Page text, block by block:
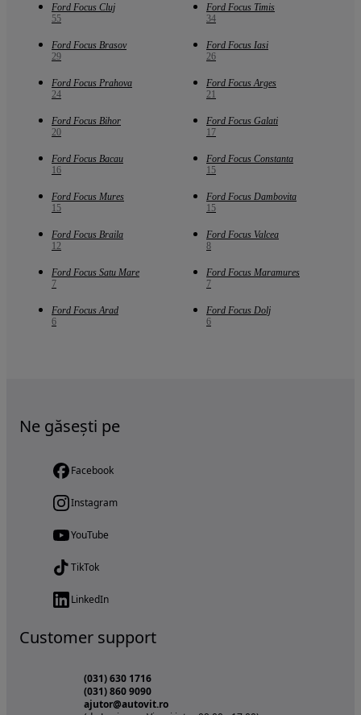
Ford Focus Cluj
55
Ford Focus Timis
34
Ford Focus Brasov
29
Ford Focus Iasi
26
Ford Focus Prahova
24
Ford Focus Arges
21
Ford Focus Bihor
20
Ford Focus Galati
17
Ford Focus Bacau
16
Ford Focus Constanta
15
Ford Focus Mures
15
Ford Focus Dambovita
15
Ford Focus Braila
12
Ford Focus Valcea
8
Ford Focus Satu Mare
7
Ford Focus Maramures
7
Ford Focus Arad
6
Ford Focus Dolj
6
Ne găsești pe
Facebook
Instagram
YouTube
TikTok
LinkedIn
Customer support
(031) 630 1716
(031) 860 9090
ajutor@autovit.ro